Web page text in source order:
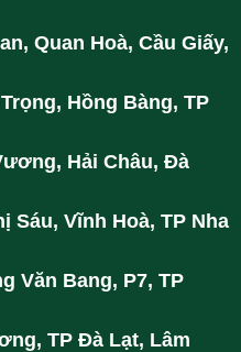
Quan Hoà, Cầu Giấy,
Hồng Bàng, TP
Hải Châu, Đà
Sáu, Vĩnh Hoà, TP Nha
Văn Bang, P7, TP
TP Đà Lạt, Lâm